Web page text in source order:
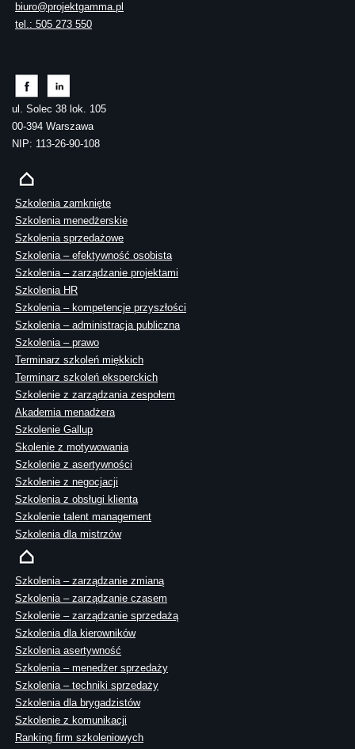
biuro@projektgamma.pl
tel.: 505 273 550
ul. Solec 38 lok. 105
00-394 Warszawa
NIP: 113-26-90-108
Szkolenia zamknięte
Szkolenia menedżerskie
Szkolenia sprzedażowe
Szkolenia – efektywność osobista
Szkolenia – zarządzanie projektami
Szkolenia HR
Szkolenia – kompetencje przyszłości
Szkolenia – administracja publiczna
Szkolenia – prawo
Terminarz szkoleń miękkich
Terminarz szkoleń eksperckich
Szkolenie z zarządzania zespołem
Akademia menadżera
Szkolenie Gallup
Skolenie z motywowania
Szkolenie z asertywności
Szkolenie z negocjacji
Szkolenia z obsługi klienta
Szkolenie talent management
Szkolenia dla mistrzów
Szkolenia – zarządzanie zmianą
Szkolenia – zarządzanie czasem
Szkolenie – zarządzanie sprzedażą
Szkolenia dla kierowników
Szkolenia asertywność
Szkolenia – menedżer sprzedaży
Szkolenia – techniki sprzedaży
Szkolenia dla brygadzistów
Szkolenie z komunikacji
Ranking firm szkoleniowych